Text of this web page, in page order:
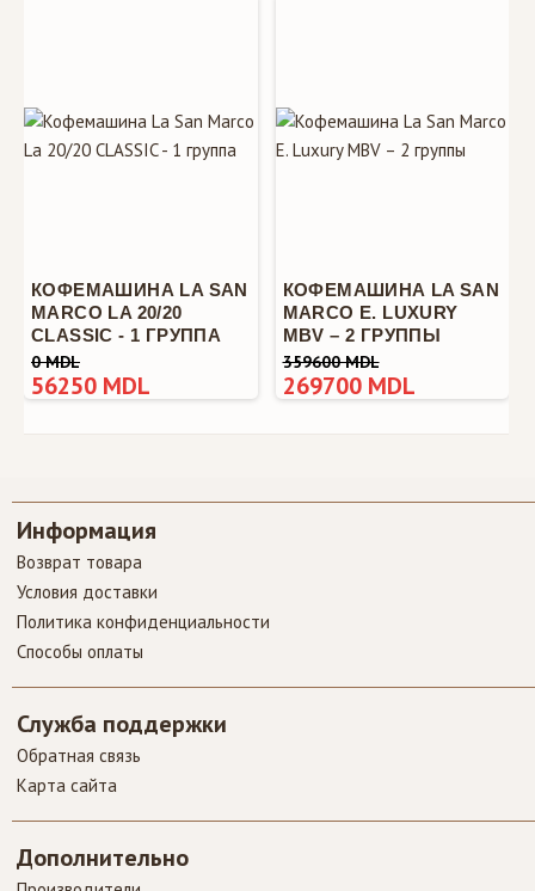
КОФЕМАШИНА LA SAN
MARCO LA 20/20
CLASSIC - 1 ГРУППА
0 MDL
56250 MDL
КОФЕМАШИНА LA SAN
MARCO E. LUXURY
MBV – 2 ГРУППЫ
359600 MDL
269700 MDL
Информация
Возврат товара
Условия доставки
Политика конфиденциальности
Способы оплаты
Служба поддержки
Обратная связь
Карта сайта
Дополнительно